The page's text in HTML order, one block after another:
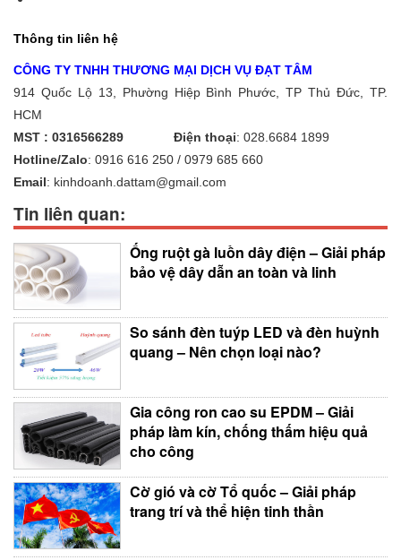
Thông tin liên hệ
CÔNG TY TNHH THƯƠNG MẠI DỊCH VỤ ĐẠT TÂM
914 Quốc Lộ 13, Phường Hiệp Bình Phước, TP Thủ Đức, TP.
HCM
MST : 0316566289 Điện thoại: 028.6684 1899
Hotline/Zalo: 0916 616 250 / 0979 685 660
Email: kinhdoanh.dattam@gmail.com
Tin liên quan:
Ống ruột gà luồn dây điện – Giải pháp
bảo vệ dây dẫn an toàn và linh
So sánh đèn tuýp LED và đèn huỳnh
quang – Nên chọn loại nào?
Gia công ron cao su EPDM – Giải
pháp làm kín, chống thấm hiệu quả
cho công
Cờ gió và cờ Tổ quốc – Giải pháp
trang trí và thể hiện tinh thần